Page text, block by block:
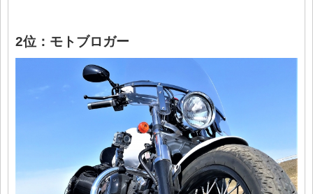
2位：モトブロガー